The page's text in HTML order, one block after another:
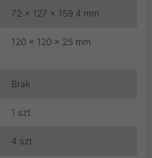
72 x 127 x 159.4 mm
120 x 120 x 25 mm
Brak
1 szt
4 szt